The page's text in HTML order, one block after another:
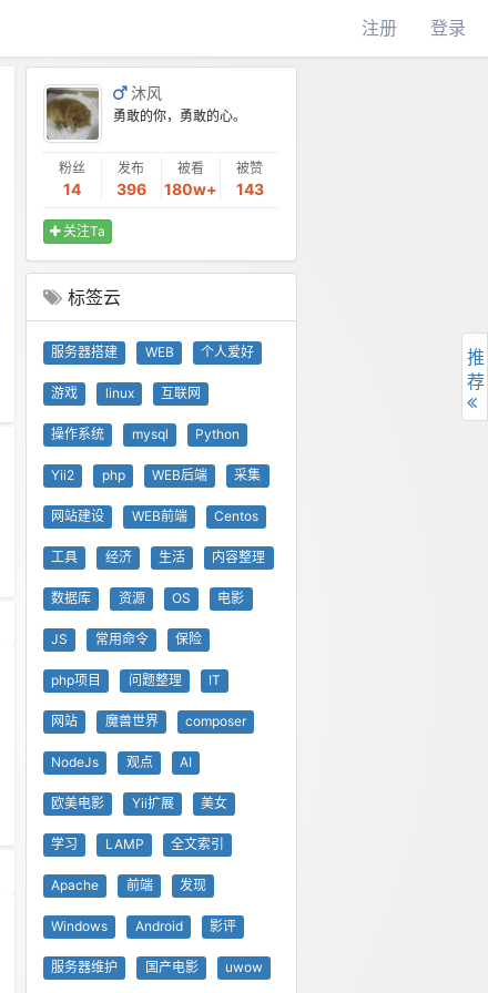
注册 登录
沐风
勇敢的你，勇敢的心。
粉丝
14
发布
396
被看
180w+
被赞
143
关注Ta
标签云
服务器搭建 WEB 个人爱好
游戏 linux 互联网
操作系统 mysql Python
Yii2 php WEB后端 采集
网站建设 WEB前端 Centos
工具 经济 生活 内容整理
数据库 资源 OS 电影
JS 常用命令 保险
php项目 问题整理 IT
网站 魔兽世界 composer
NodeJs 观点 AI
欧美电影 Yii扩展 美女
学习 LAMP 全文索引
Apache 前端 发现
Windows Android 影评
服务器维护 国产电影 uwow
推
荐